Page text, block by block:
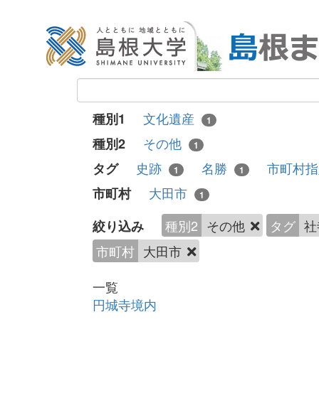
種別1 文化遺産 1
種別2 その他 1
タグ 史跡 1 名勝 1
市町村
市町村
大田市 1
絞り込み 種別2 その他 タグ
市町村 大田市
一覧
円城寺境内